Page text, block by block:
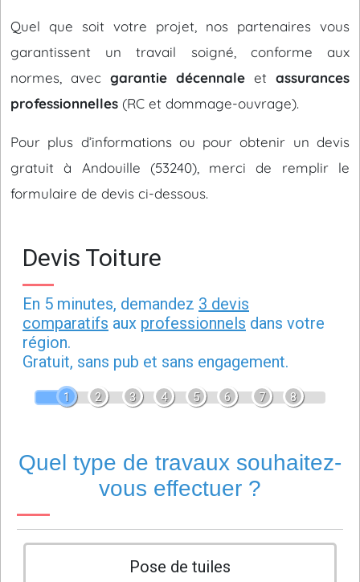
Quel que soit votre projet, nos partenaires vous
garantissent un travail soigné, conforme aux
normes, avec garantie décennale et assurances
professionnelles (RC et dommage-ouvrage).
Pour plus d’informations ou pour obtenir un devis
gratuit à Andouille (53240), merci de remplir le
formulaire de devis ci-dessous.
Devis Toiture
En 5 minutes, demandez 3 devis
comparatifs aux professionnels dans votre
région.
Gratuit, sans pub et sans engagement.
1 2 3 4 5 6 7 8
Quel type de travaux souhaitez-
vous effectuer ?
Pose de tuiles